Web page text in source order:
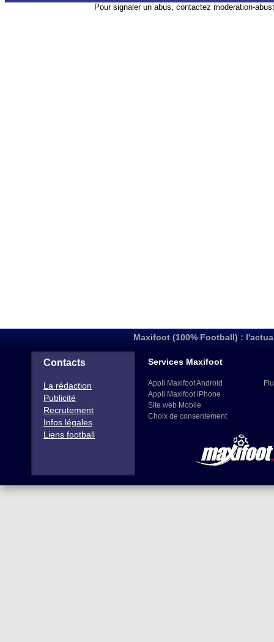
Pour signaler un abus, contactez moderation-
Maxifoot (100% Football) :
Contacts
La rédaction
Publicité
Recrutement
Infos légales
Liens football
Services Maxifoot
Appli Maxifoot Android
Appli Maxifoot iPhone
Site web Mobile
Choix de consentement